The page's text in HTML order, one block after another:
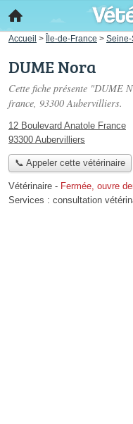
Accueil > Île-de-France >
DUME Nora
Cette fiche présente "DUME
france, 93300 Aubervilliers.
12 Boulevard Anatole France
93300 Aubervilliers
📞 Appeler cette vétérinaire
Vétérinaire - Fermée, ouvre
Services : consultation